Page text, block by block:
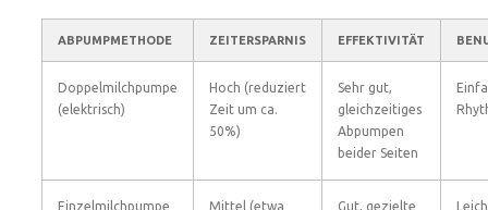
ABPUMPMETHODE ZEITERSPARNIS EFFEKTIVITÄT
Doppelmilchpumpe
(elektrisch)
Hoch (reduziert
Zeit um ca.
50%)
Sehr gut,
gleichzeitiges
Abpumpen
beider Seiten
Einzelmilchpumpe
Mittel (etwa
Gut, gezielte